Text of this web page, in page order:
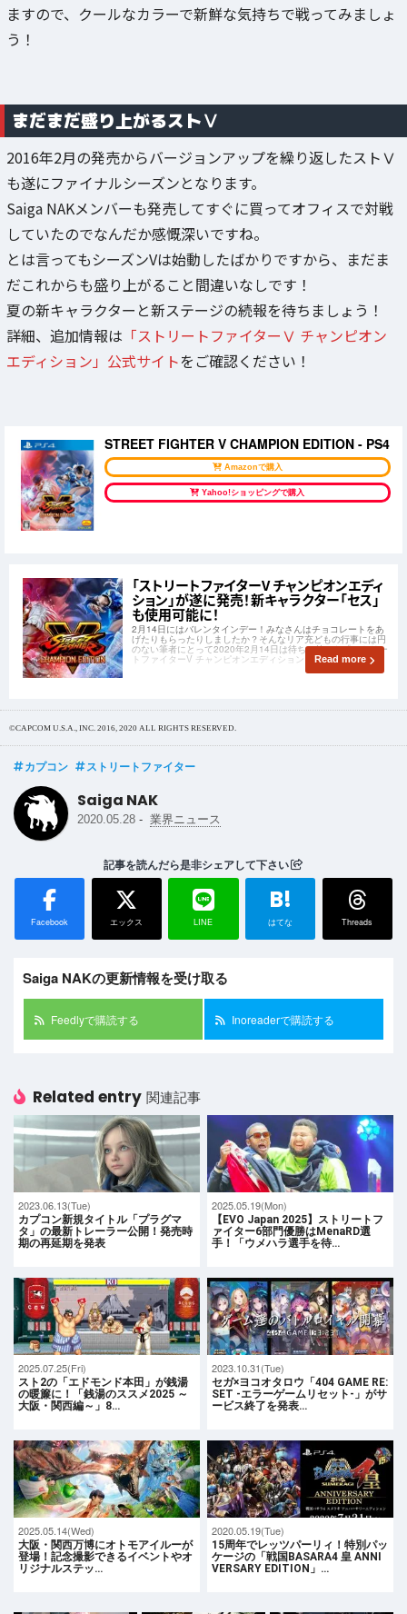
ますので、クールなカラーで新鮮な気持ちで戦ってみましょ
う！
まだまだ盛り上がるストⅤ
2016年2月の発売からバージョンアップを繰り返したストⅤ
も遂にファイナルシーズンとなります。
Saiga NAKメンバーも発売してすぐに買ってオフィスで対戦
していたのでなんだか感慨深いですね。
とは言ってもシーズンVは始動したばかりですから、まだま
だこれからも盛り上がること間違いなしです！
夏の新キャラクターと新ステージの続報を待ちましょう！
詳細、追加情報は 「ストリートファイターⅤ チャンピオン
エディション」公式サイトをご確認ください！
STREET FIGHTER V CHAMPION EDITION - PS4
Amazonで購入
Yahoo!ショッピングで購入
「ストリートファイターV チャンピオンエディ
ション」が遂に発売！新キャラクター「セス」
も使用可能に！
2月14日にはバレンタインデー！みなさんはチョコレートをあ
げたりもらったりしましたか？そんなリア充どもの行事には円
のない筆者にとって2020年2月14日は待ちに待った「ストリー
トファイターV チャンピオンエディション」の発売日です！
Read more
©CAPCOM U.S.A., INC. 2016, 2020 ALL RIGHTS RESERVED.
カプコン ストリートファイター
Saiga NAK
2020.05.28 - 業界ニュース
記事を読んだら是非シェアして下さい
Facebook エックス LINE
B!
はてな Threads
Saiga NAKの更新情報を受け取る
Feedlyで購読する Inoreaderで購読する
Related entry 関連記事
2023.06.13(Tue)
カプコン新規タイトル「プラグマ
タ」の最新トレーラー公開！発売時
期の再延期を発表
2025.05.19(Mon)
【EVO Japan 2025】ストリートフ
ァイター6部門優勝はMenaRD選
手！「ウメハラ選手を待…
2025.07.25(Fri)
スト2の「エドモンド本田」が銭湯
の暖簾に！「銭湯のススメ2025 ～
大阪・関西編～」8…
2023.10.31(Tue)
セガ×ヨコオタロウ「404 GAME RE:
SET -エラーゲームリセット-」がサ
ービス終了を発表…
2025.05.14(Wed)
大阪・関西万博にオトモアイルーが
登場！記念撮影できるイベントやオ
リジナルステッ…
2020.05.19(Tue)
15周年でレッツパーリィ！特別パッ
ケージの「戦国BASARA4 皇 ANNI
VERSARY EDITION」…